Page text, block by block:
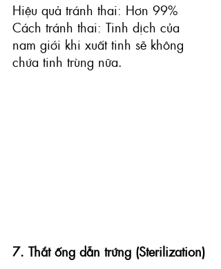
Hiệu quả tránh thai: Hơn 99%
Cách tránh thai: Tinh dịch của
nam giới khi xuất tinh sẽ không
chứa tinh trùng nữa.
7. Thắt ống dẫn trứng (Sterilization)